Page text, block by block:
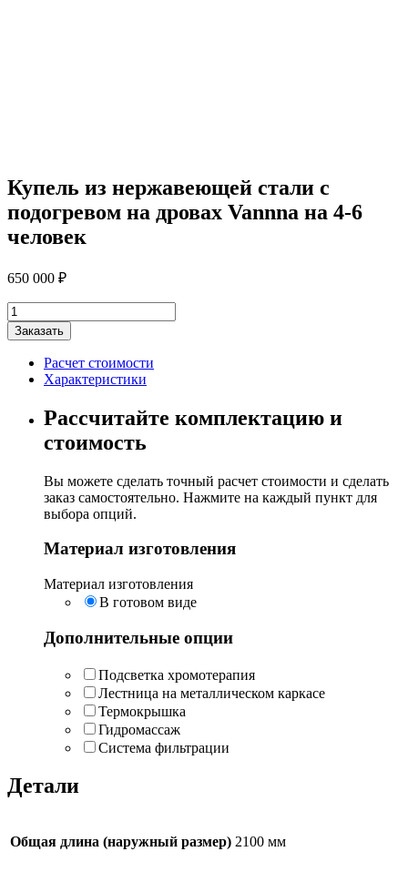
Купель из нержавеющей стали с
подогревом на дровах Vannna на 4-6
человек
650 000 ₽
Количество
товара
Купель
нержавеющей
подогревом
Vannna
Заказать
Расчет стоимости
Характеристики
Рассчитайте комплектацию и
стоимость
Вы можете сделать точный расчет стоимости и сделать
заказ самостоятельно. Нажмите на каждый пункт для
выбора опций.
Материал изготовления
Материал изготовления
В готовом виде
Дополнительные опции
Подсветка хромотерапия
Лестница на металлическом каркасе
Термокрышка
Гидромассаж
Система фильтрации
Детали
Общая длина (наружный размер) 2100 мм